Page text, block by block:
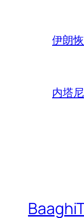
伊朗
内塔